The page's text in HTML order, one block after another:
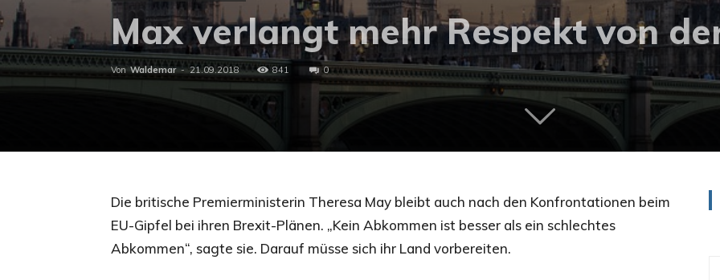
Max verlangt mehr Respekt von
Von Waldemar - 21.09.2018 841 0
Die britische Premierministerin Theresa May bleibt auch nach den Konfrontationen beim
EU-Gipfel bei ihren Brexit-Plänen. „Kein Abkommen ist besser als ein schlechtes
Abkommen“, sagte sie. Darauf müsse sich ihr Land vorbereiten.